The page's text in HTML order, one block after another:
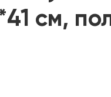
см,